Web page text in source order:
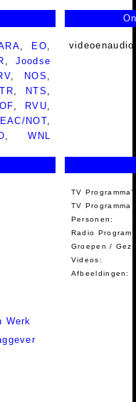
EO
Joodse
NOS
NTS
RVU
NOT
,WNL
Werk
TV
TV Programma
Personen:
Radio
Groepen /
Videos:
Afbeeldingen: